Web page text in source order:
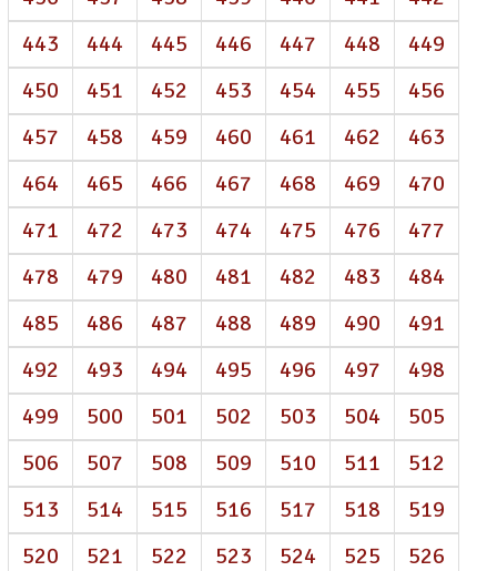
443
444 445 446 447 448
449
450
451 452 453 454 455
456
457
458 459 460 461 462
463
464
465 466 467 468 469
470
471
472 473 474 475 476
477
478
479 480 481 482 483
484
485
486 487 488 489 490
491
492
493 494 495 496 497
498
499
500 501 502 503 504
505
506
507 508 509 510 511
512
513
514 515 516 517 518
519
520
521 522 523 524 525
526